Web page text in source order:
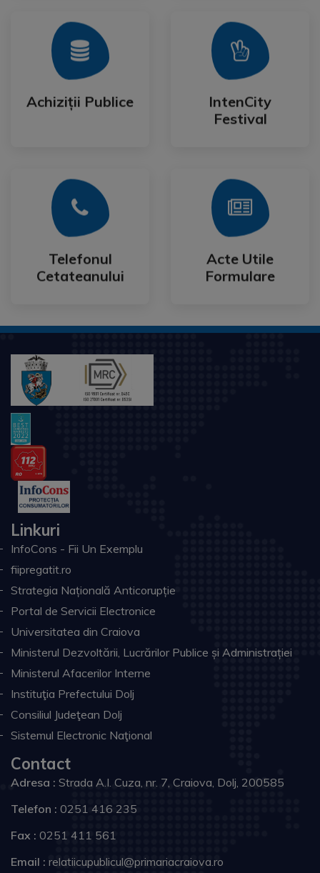
Achiziții Publice
Achiziții Publice
Mai Mult
IntenCity
Festival
IntenCity
Festival
Mai Mult
Telefonul
Cetateanului
Telefonul
Cetateanului
Mai Mult
Acte Utile
Formulare
Acte Utile
Formulare
Mai Mult
Linkuri
InfoCons - Fii Un Exemplu
fiipregatit.ro
Strategia Națională Anticorupție
Portal de Servicii Electronice
Universitatea din Craiova
Ministerul Dezvoltării, Lucrărilor Publice și Administrației
Ministerul Afacerilor Interne
Instituţia Prefectului Dolj
Consiliul Judeţean Dolj
Sistemul Electronic Naţional
Contact
Adresa : Strada A.I. Cuza, nr. 7, Craiova, Dolj, 200585
Telefon : 0251 416 235
Fax : 0251 411 561
Email : relatiicupublicul@primariacraiova.ro